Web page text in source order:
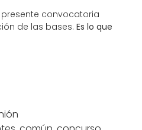
convocatoria
de las bases. Es lo que